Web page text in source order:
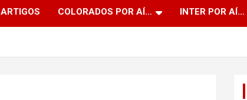
ARTIGOS COLORADOS POR AÍ… INTER POR AÍ…